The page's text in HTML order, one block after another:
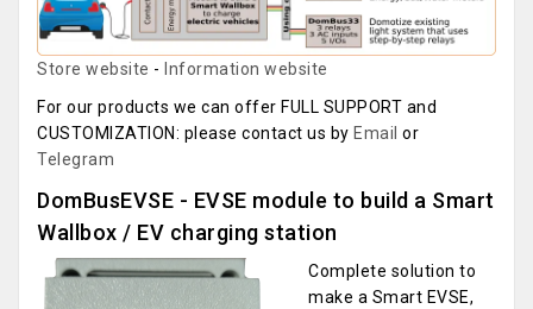
Store website - Information website
For our products we can offer FULL SUPPORT and
CUSTOMIZATION: please contact us by Email or
Telegram
DomBusEVSE - EVSE module to build a Smart
Wallbox / EV charging station
Complete solution to
make a Smart EVSE,